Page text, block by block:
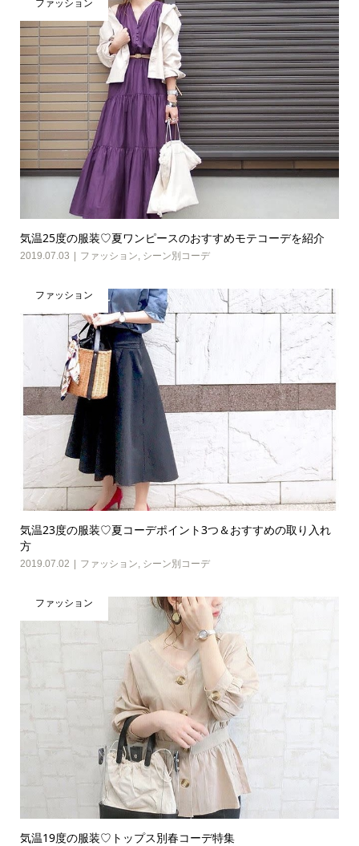
ファッション
気温25度の服装♡夏ワンピースのおすすめモテコーデを紹介
2019.07.03 ファッション, シーン別コーデ
ファッション
気温23度の服装♡夏コーデポイント3つ＆おすすめの取り入れ
方
2019.07.02 ファッション シーン別コーデ
ファッション
気温19度の服装♡トップス別春コーデ特集